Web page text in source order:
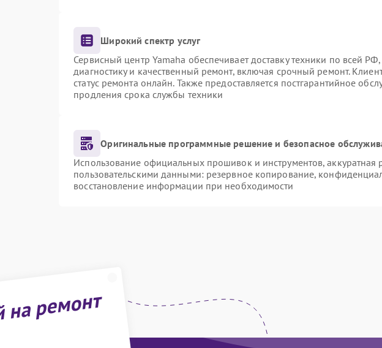
Широкий спектр услуг
Сервисный центр Yamaha обеспечивает доставку техники по всей
диагностику и качественный ремонт, включая срочный ремонт.
статус ремонта онлайн. Также предоставляется постгарантийное
продления срока службы техники
Оригинальные программные решение и безопасное
Использование официальных прошивок и инструментов, аккуратная
пользовательскими данными: резервное копирование,
восстановление информации при необходимости
ремонт